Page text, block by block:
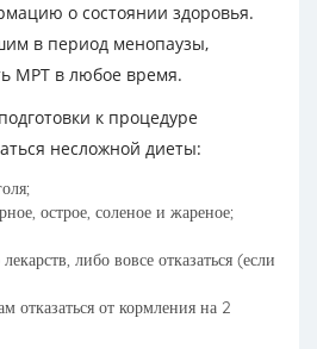
о состоянии здоровья.
в период менопаузы,
МРТ в любое время.
к процедуре
несложной диеты:
острое, соленое и жареное;
либо вовсе отказаться (если
от кормления на 2